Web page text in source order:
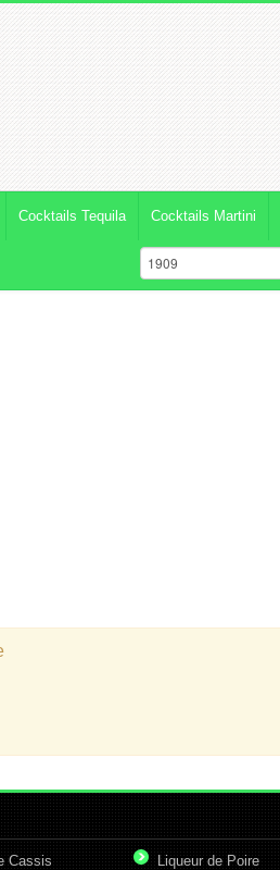
Cocktails Tequila Cocktails Martini
Cassis
Liqueur de Poire